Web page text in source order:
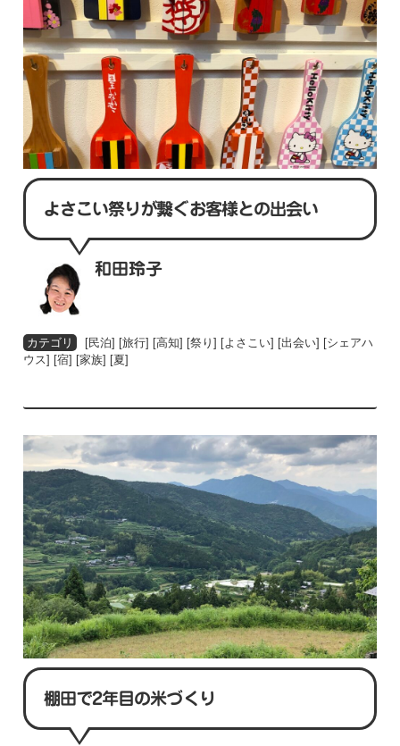
よさこい祭りが繋ぐお客様との出会い
和田玲子
[民泊] [旅行] [高知] [祭り] [よさこい] [出会い] [シェアハ
ウス] [宿] [家族] [夏]
棚田で2年目の米づくり